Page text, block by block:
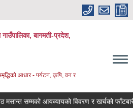
बागमती-प्रदेश,
आधार - पर्यटन, कृषि, वन र
सम्मको आयव्यायको विवरण र खर्चको फाँटबारी ।